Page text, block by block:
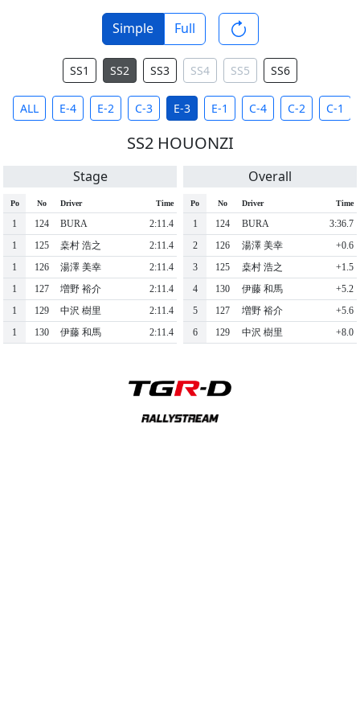
Simple Full
SS1 SS2 SS3 SS4 SS5 SS6
ALL E-4 E-2 C-3 E-3 E-1 C-4 C-2 C-1
SS2 HOUONZI
Stage
Po No Driver Time
1 124 BURA
2:11.4
1
125 桒村 浩之
2:11.4
1
126 湯澤 美幸
2:11.4
1
127 増野 裕介
2:11.4
1
129 中沢 樹里
2:11.4
1
130 伊藤 和馬 2:11.4
Overall
Po No Driver Time
1 124 BURA
3:36.7
2
126 湯澤 美幸
+0.6
3
125 桒村 浩之
+1.5
4
130 伊藤 和馬
+5.2
5
127 増野 裕介
+5.6
6
129 中沢 樹里 +8.0